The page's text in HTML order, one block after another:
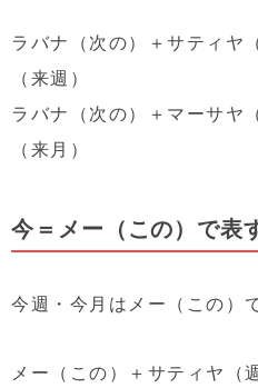
ラバナ（次の）＋サティヤ
（来週）
ラバナ（次の）＋マーサヤ
（来月）
今＝メー（この）で表
今週・今月はメー（この）
メー（この）＋サティヤ（